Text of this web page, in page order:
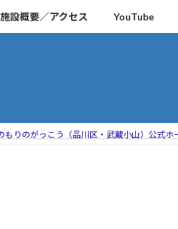
施設概要／アクセス YouTube
もりのがっこう（品川区・武蔵小山）公式ホ